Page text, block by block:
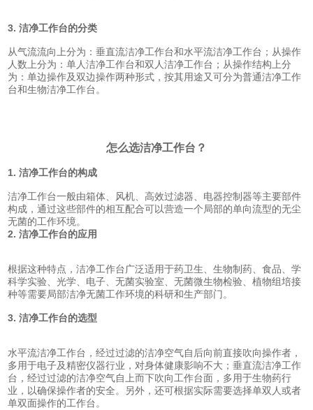
3. 洁净工作台的分类
从气流流向上分为：垂直流洁净工作台和水平流洁净工作台；从操作
人数上分为：单人洁净工作台和双人洁净工作台；从操作结构上分
为：单边操作及双边操作两种形式，按其用途又可分为普通洁净工作
台和生物洁净工作台。
怎么选洁净工作台？
1. 洁净工作台的构成
洁净工作台一般由箱体、风机、高效过滤器、电器控制器等主要部件
构成，通过这些部件的相互配合可以营造一个局部的单向流型的无尘
无菌的工作环境。
2. 洁净工作台的应用
根据这种特点，洁净工作台广泛适用于药卫生、生物制药、食品、学
科学实验、光学、电子、无菌实验室、无菌微生物检验、植物组培接
种等需要局部洁净无菌工作环境的科研和生产部门。
3. 洁净工作台的选型
水平流洁净工作台，经过过滤的洁净空气自后向前直接吹向操作者，
多用于电子及精密仪器行业，对身体健康影响不大；垂直流洁净工作
台，经过过滤的洁净空气自上而下吹向工作台面，多用于生物药行
业，以确保操作者的安全。另外，还可根据实际需要选择单双人或者
单双面操作的工作台。